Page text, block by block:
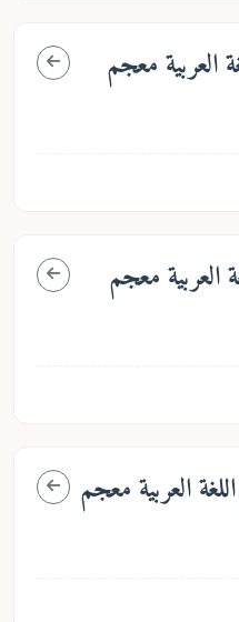
معجم
معجم
العربية معجم